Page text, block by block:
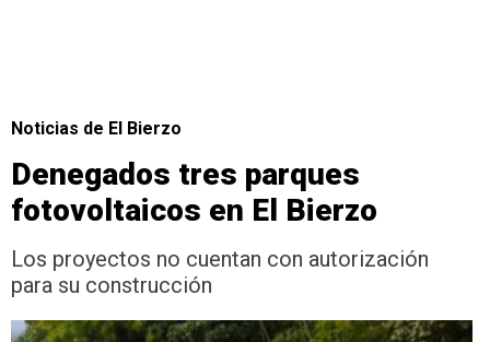
Noticias de El Bierzo
Denegados tres parques
fotovoltaicos en El Bierzo
Los proyectos no cuentan con autorización
para su construcción